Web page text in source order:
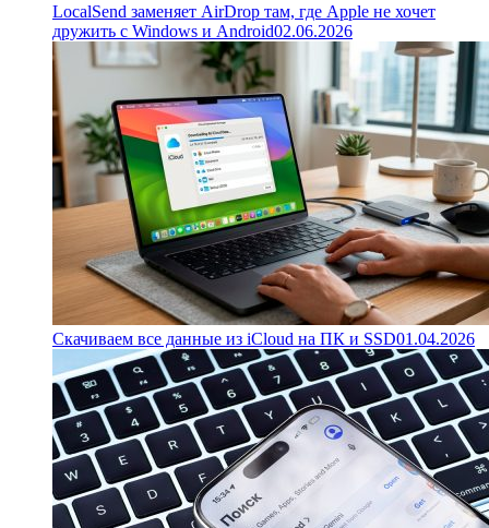
LocalSend заменяет AirDrop там, где Apple не хочет
дружить с Windows и Android02.06.2026
Скачиваем все данные из iCloud на ПК и SSD01.04.2026